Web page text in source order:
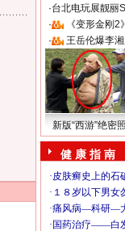
·台北电玩展靓丽
·
《变形金刚2
·
王岳伦爆李
新版“西游”绝密照
健 康 指 南